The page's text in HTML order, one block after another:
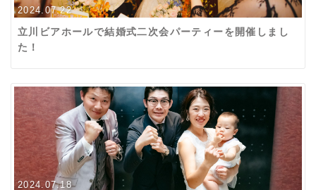
2024.07.22
立川ビアホールで結婚式二次会パーティーを開催しまし
た！
2024.07.18